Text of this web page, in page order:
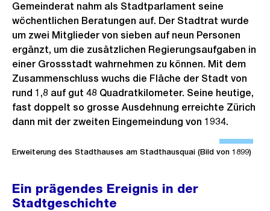
i
G
r
o
s
a
n
Gemeinderat nahm als Stadtparlament seine
wöchentlichen Beratungen auf. Der Stadtrat wurde
um zwei Mitglieder von sieben auf neun Personen
ergänzt, um die zusätzlichen Regierungsaufgaben in
einer Grossstadt wahrnehmen zu können. Mit dem
Zusammenschluss wuchs die Fläche der Stadt von
rund 1,8 auf gut 48 Quadratkilometer. Seine heutige,
fast doppelt so grosse Ausdehnung erreichte Zürich
dann mit der zweiten Eingemeindung von 1934.
f
Erweiterung des Stadthauses am Stadthausquai (Bild von 1899)
Ein prägendes Ereignis in der
Stadtgeschichte